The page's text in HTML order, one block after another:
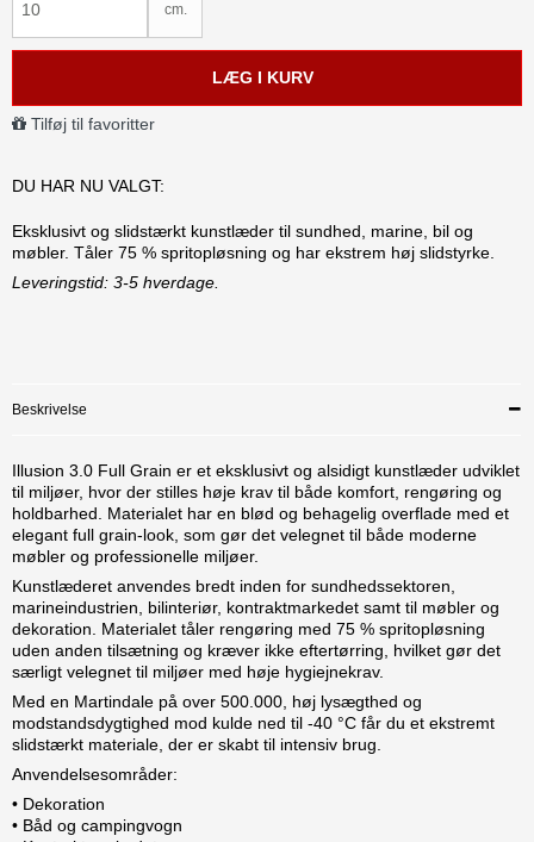
cm.
LÆG I KURV
Tilføj til favoritter
DU HAR NU VALGT:
Eksklusivt og slidstærkt kunstlæder til sundhed, marine, bil og
møbler. Tåler 75 % spritopløsning og har ekstrem høj slidstyrke.
Leveringstid: 3-5 hverdage.
Beskrivelse
Illusion 3.0 Full Grain er et eksklusivt og alsidigt kunstlæder udviklet
til miljøer, hvor der stilles høje krav til både komfort, rengøring og
holdbarhed. Materialet har en blød og behagelig overflade med et
elegant full grain-look, som gør det velegnet til både moderne
møbler og professionelle miljøer.
Kunstlæderet anvendes bredt inden for sundhedssektoren,
marineindustrien, bilinteriør, kontraktmarkedet samt til møbler og
dekoration. Materialet tåler rengøring med 75 % spritopløsning
uden anden tilsætning og kræver ikke eftertørring, hvilket gør det
særligt velegnet til miljøer med høje hygiejnekrav.
Med en Martindale på over 500.000, høj lysægthed og
modstandsdygtighed mod kulde ned til -40 °C får du et ekstremt
slidstærkt materiale, der er skabt til intensiv brug.
Anvendelsesområder:
• Dekoration
• Båd og campingvogn